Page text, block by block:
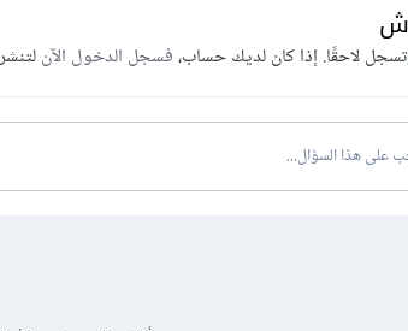
لاحقًا. إذا كان لديك حساب،فسجل الدخول الآن
على هذا السؤال...